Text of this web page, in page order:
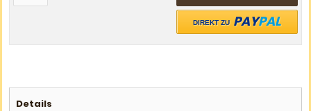
DIREKT ZU PAYPAL
Details